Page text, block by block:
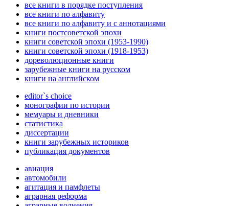
все книги в порядке поступления
все книги по алфавиту
все книги по алфавиту и с аннотациями
книги постсоветской эпохи
книги советской эпохи (1953-1990)
книги советской эпохи (1918-1953)
дореволюционные книги
зарубежные книги на русском
книги на английском
editor`s choice
монографии по истории
мемуары и дневники
статистика
диссертации
книги зарубежных историков
публикация документов
авиация
автомобили
агитация и памфлеты
аграрная реформа